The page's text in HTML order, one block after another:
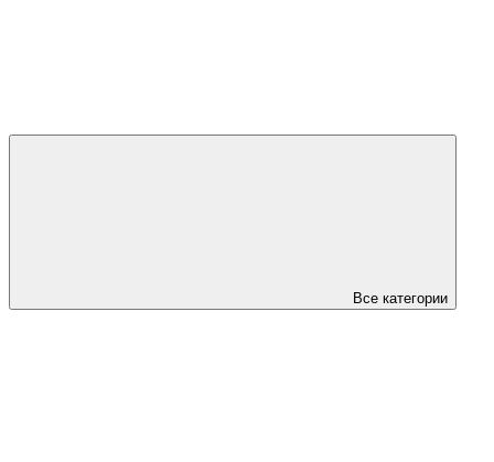
Все категории